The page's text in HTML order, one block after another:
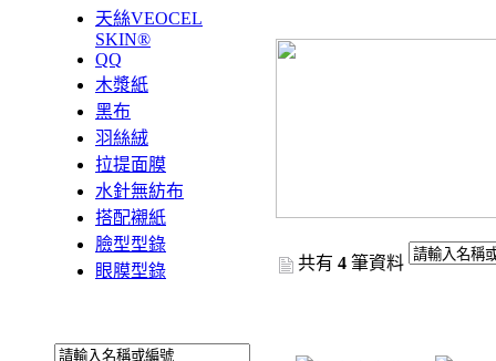
天絲VEOCEL
SKIN®
QQ
木漿紙
黑布
羽絲絨
拉提面膜
水針無紡布
搭配襯紙
臉型型錄
眼膜型錄
共有 4 筆資料